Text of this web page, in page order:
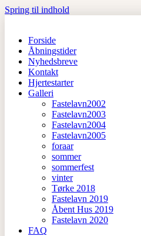
Spring til indhold
Forside
Åbningstider
Nyhedsbreve
Kontakt
Hjertestarter
Galleri
Fastelavn2002
Fastelavn2003
Fastelavn2004
Fastelavn2005
foraar
sommer
sommerfest
vinter
Tørke 2018
Fastelavn 2019
Åbent Hus 2019
Fastelavn 2020
FAQ